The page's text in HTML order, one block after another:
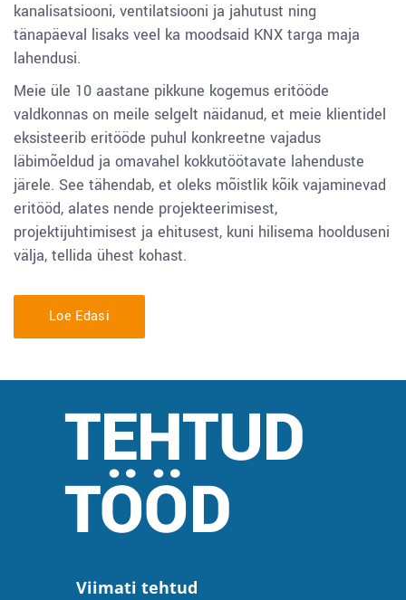
kanalisatsiooni, ventilatsiooni ja jahutust ning
tänapäeval lisaks veel ka moodsaid KNX targa maja
lahendusi.
Meie üle 10 aastane pikkune kogemus eritööde
valdkonnas on meile selgelt näidanud, et meie klientidel
eksisteerib eritööde puhul konkreetne vajadus
läbimõeldud ja omavahel kokkutöötavate lahenduste
järele. See tähendab, et oleks mõistlik kõik vajaminevad
eritööd, alates nende projekteerimisest,
projektijuhtimisest ja ehitusest, kuni hilisema hoolduseni
välja, tellida ühest kohast.
Loe Edasi
TEHTUD
TÖÖD
Viimati tehtud